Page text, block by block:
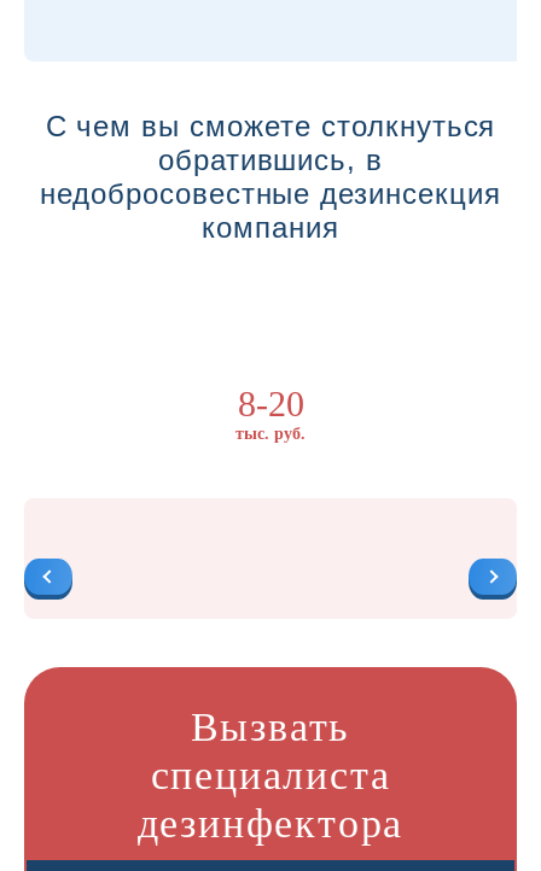
С чем вы сможете столкнуться
обратившись, в
недобросовестные дезинсекция
компания
8-20
тыс. руб.
Вызвать
специалиста
дезинфектора